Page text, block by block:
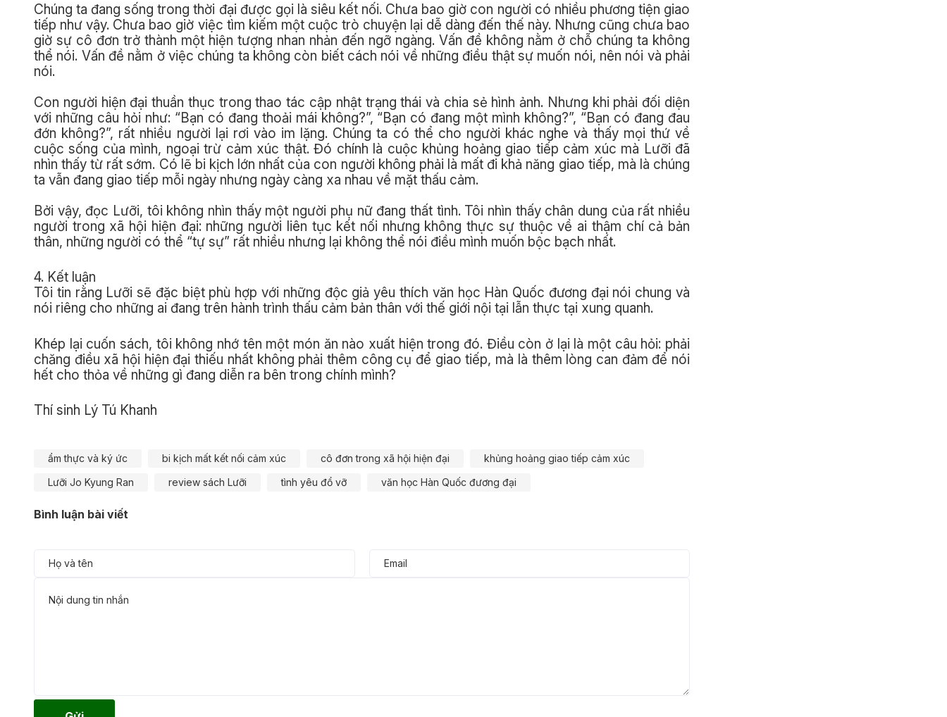
Chúng ta đang sống trong thời đại được gọi là siêu kết nối. Chưa bao giờ con người có nhiều phương tiện giao
tiếp như vậy. Chưa bao giờ việc tìm kiếm một cuộc trò chuyện lại dễ dàng đến thế này. Nhưng cũng chưa bao
giờ sự cô đơn trở thành một hiện tượng nhan nhản đến ngỡ ngàng. Vấn đề không nằm ở chỗ chúng ta không
thể nói. Vấn đề nằm ở việc chúng ta không còn biết cách nói về những điều thật sự muốn nói, nên nói và phải
nói.
Con người hiện đại thuần thục trong thao tác cập nhật trạng thái và chia sẻ hình ảnh. Nhưng khi phải đối diện
với những câu hỏi như: “Bạn có đang thoải mái không?”, “Bạn có đang một mình không?”, “Bạn có đang đau
đớn không?”, rất nhiều người lại rơi vào im lặng. Chúng ta có thể cho người khác nghe và thấy mọi thứ về
cuộc sống của mình, ngoại trừ cảm xúc thật. Đó chính là cuộc khủng hoảng giao tiếp cảm xúc mà Lưỡi đã
nhìn thấy từ rất sớm. Có lẽ bi kịch lớn nhất của con người không phải là mất đi khả năng giao tiếp, mà là chúng
ta vẫn đang giao tiếp mỗi ngày nhưng ngày càng xa nhau về mặt thấu cảm.
Bởi vậy, đọc Lưỡi, tôi không nhìn thấy một người phụ nữ đang thất tình. Tôi nhìn thấy chân dung của rất nhiều
người trong xã hội hiện đại: những người liên tục kết nối nhưng không thực sự thuộc về ai thậm chí cả bản
thân, những người có thể “tự sự” rất nhiều nhưng lại không thể nói điều mình muốn bộc bạch nhất.
4. Kết luận
Tôi tin rằng Lưỡi sẽ đặc biệt phù hợp với những độc giả yêu thích văn học Hàn Quốc đương đại nói chung và
nói riêng cho những ai đang trên hành trình thấu cảm bản thân với thế giới nội tại lẫn thực tại xung quanh.
Khép lại cuốn sách, tôi không nhớ tên một món ăn nào xuất hiện trong đó. Điều còn ở lại là một câu hỏi: phải
chăng điều xã hội hiện đại thiếu nhất không phải thêm công cụ để giao tiếp, mà là thêm lòng can đảm để nói
hết cho thỏa về những gì đang diễn ra bên trong chính mình?
Thí sinh Lý Tú Khanh
ẩm thực và ký ức bi kịch mất kết nối cảm xúc cô đơn trong xã hội hiện đại
khủng hoảng giao tiếp cảm xúc
Lưỡi Jo Kyung Ran
review sách Lưỡi tình yêu đổ vỡ văn học Hàn Quốc đương đại
Bình luận bài viết